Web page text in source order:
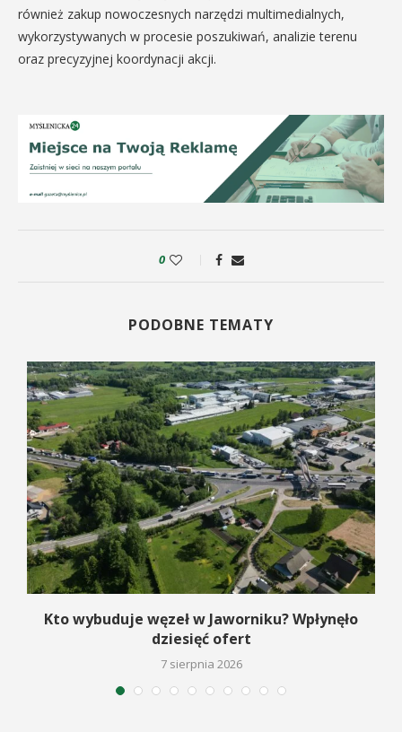
również zakup nowoczesnych narzędzi multimedialnych,
wykorzystywanych w procesie poszukiwań, analizie terenu
oraz precyzyjnej koordynacji akcji.
0
PODOBNE TEMATY
Kto wybuduje węzeł w Jaworniku? Wpłynęło
dziesięć ofert
7 sierpnia 2026